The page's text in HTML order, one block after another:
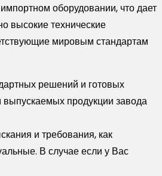
оборудовании, что дает
высокие технические
мировым стандартам
решений и готовых
выпускаемых продукции завода
и требования, как
В случае если у Вас